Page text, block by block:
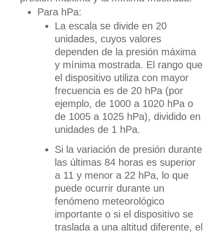
Para hPa:
La escala se divide en 20
unidades, cuyos valores
dependen de la presión máxima
y mínima mostrada. El rango que
el dispositivo utiliza con mayor
frecuencia es de 20 hPa (por
ejemplo, de 1000 a 1020 hPa o
de 1005 a 1025 hPa), dividido en
unidades de 1 hPa.
Si la variación de presión durante
las últimas 84 horas es superior
a 11 y menor a 22 hPa, lo que
puede ocurrir durante un
fenómeno meteorológico
importante o si el dispositivo se
traslada a una altitud diferente, el